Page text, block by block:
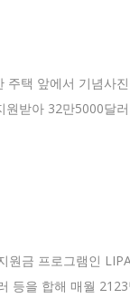
택 앞에서 기념사
받아 32만5000달
원금 프로그램인
등을 합해 매월